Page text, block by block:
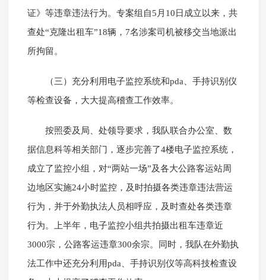
证》等违章违法行为。专案组自5月10日成立以来，共
查处“克隆出租车”18辆，7名涉案司机被移交当地派出
所拘留。
（三）充分利用电子监控系统和pda、手持识别仪
等检查设备，大大提高稽查工作效率。
按照委及局、处领导要求，我队联合办公室、数
据信息科等相关部门，逐步完善了4楼电子监控系统，
成立了监控小组，对“两站一场”及各大公路客运站周
边地区实施24小时监控，及时拍摄各类违章违法营运
行为，并于外勤执法人员相呼应，及时查处各类违章
行为。上半年，电子监控小组共拍摄出租车违章近
3000宗，公路客运违章300余宗。同时，我队在外勤执
法工作中还充分利用pda、手持识别仪等高科技检查设